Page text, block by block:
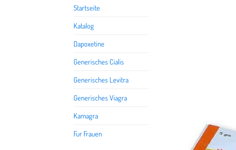
Startseite
Katalog
Dapoxetine
Generisches Cialis
Generisches Levitra
Generisches Viagra
Kamagra
Fur Frauen